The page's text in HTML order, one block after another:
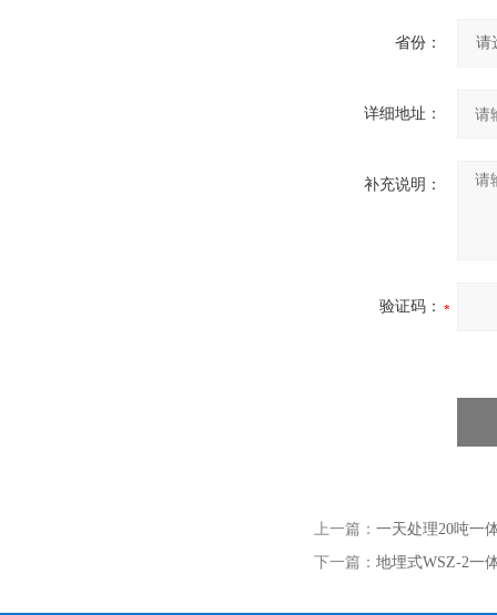
省份：
详细地址：
补充说明：
验证码：
上一篇： 一天处理20吨一
下一篇： 地埋式WSZ-2一